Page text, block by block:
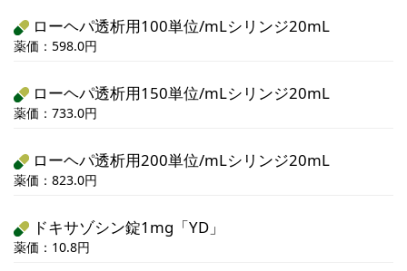
ローヘパ透析用100単位/mLシリンジ20mL
薬価：598.0円
ローヘパ透析用150単位/mLシリンジ20mL
薬価：733.0円
ローヘパ透析用200単位/mLシリンジ20mL
薬価：823.0円
ドキサゾシン錠1mg「YD」
薬価：10.8円